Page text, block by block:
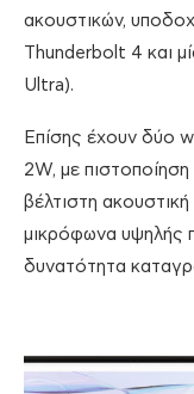
ακουστικών,
Thunderbolt 4 και
Ultra).
Επίσης έχουν δύο
2W, με
βέλτιστη
μικρόφωνα υψηλής
δυνατότητα